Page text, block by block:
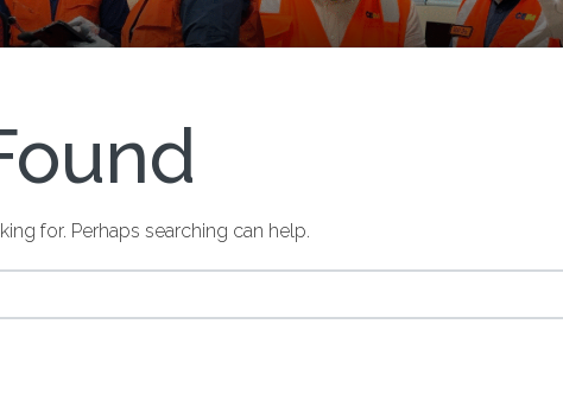
for. Perhaps searching can help.